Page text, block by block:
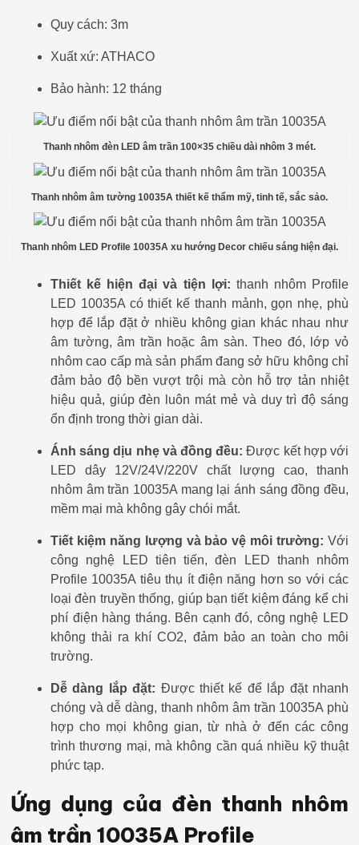
Quy cách: 3m
Xuất xứ: ATHACO
Bảo hành: 12 tháng
Thanh nhôm đèn LED âm trần 100×35 chiều dài nhôm 3 mét.
Thanh nhôm âm tường 10035A thiết kế thẩm mỹ, tinh tế, sắc sảo.
Thanh nhôm LED Profile 10035A xu hướng Decor chiếu sáng hiện đại.
Thiết kế hiện đại và tiện lợi: thanh nhôm Profile
LED 10035A có thiết kế thanh mảnh, gọn nhẹ, phù
hợp để lắp đặt ở nhiều không gian khác nhau như
âm tường, âm trần hoặc âm sàn. Theo đó, lớp vỏ
nhôm cao cấp mà sản phẩm đang sở hữu không chỉ
đảm bảo độ bền vượt trội mà còn hỗ trợ tản nhiệt
hiệu quả, giúp đèn luôn mát mẻ và duy trì độ sáng
ổn định trong thời gian dài.
Ánh sáng dịu nhẹ và đồng đều: Được kết hợp với
LED dây 12V/24V/220V chất lượng cao, thanh
nhôm âm trần 10035A mang lại ánh sáng đồng đều,
mềm mại mà không gây chói mắt.
Tiết kiệm năng lượng và bảo vệ môi trường: Với
công nghệ LED tiên tiến, đèn LED thanh nhôm
Profile 10035A tiêu thụ ít điện năng hơn so với các
loại đèn truyền thống, giúp bạn tiết kiệm đáng kể chi
phí điện hàng tháng. Bên cạnh đó, công nghệ LED
không thải ra khí CO2, đảm bảo an toàn cho môi
trường.
Dễ dàng lắp đặt: Được thiết kế để lắp đặt nhanh
chóng và dễ dàng, thanh nhôm âm trần 10035A phù
hợp cho mọi không gian, từ nhà ở đến các công
trình thương mại, mà không cần quá nhiều kỹ thuật
phức tạp.
Ứng dụng của đèn thanh nhôm
âm trần 10035A Profile